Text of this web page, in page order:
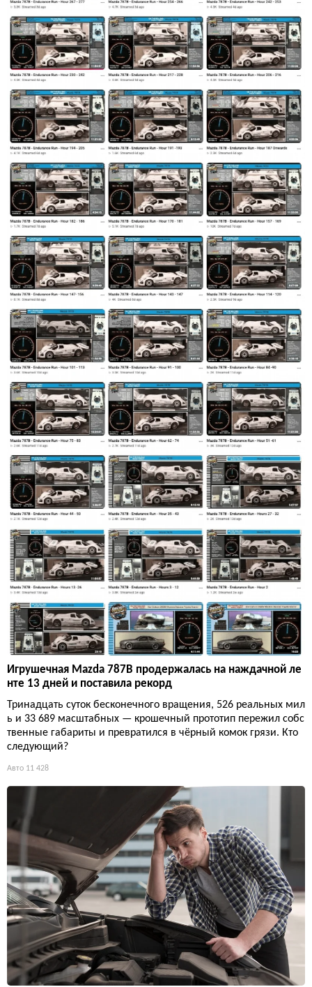
Игрушечная Mazda 787B продержалась на наждачной ле
нте 13 дней и поставила рекорд
Тринадцать суток бесконечного вращения, 526 реальных мил
ь и 33 689 масштабных — крошечный прототип пережил собс
твенные габариты и превратился в чёрный комок грязи. Кто
следующий?
Авто 11 428